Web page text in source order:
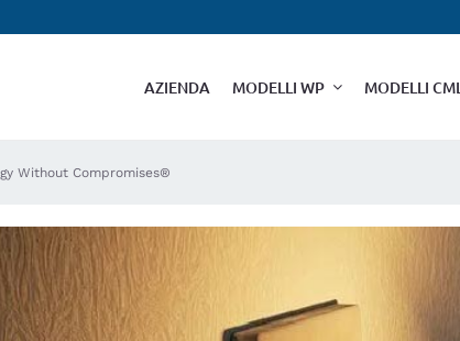
AZIENDA MODELLI WP MODELLI CML
Without Compromises®